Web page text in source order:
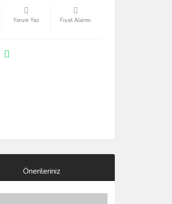
Yorum Yaz Fiyat Alarmı
Önerileriniz